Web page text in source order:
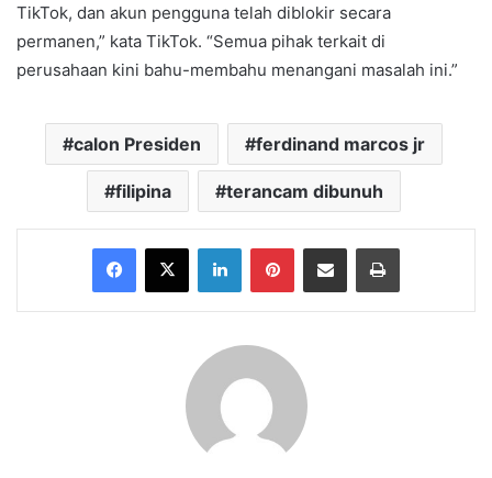
TikTok, dan akun pengguna telah diblokir secara
permanen,” kata TikTok. “Semua pihak terkait di
perusahaan kini bahu-membahu menangani masalah ini.”
calon Presiden ferdinand marcos jr
filipina terancam dibunuh
Facebook
X LinkedInPinterestShare via Email Print